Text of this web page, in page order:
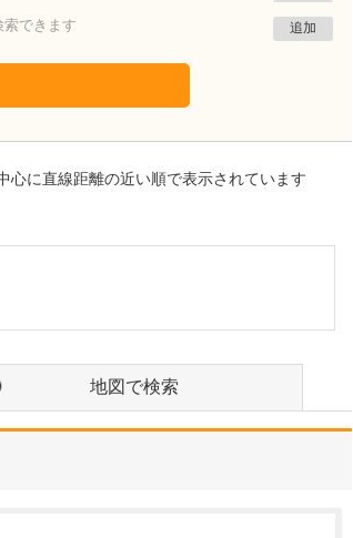
できます 追加
心に直線距離の近い順で表示されています
地図で検索
茨城県水戸市
笠原中央クリニック
いただけますか?
者さん一人ひとりに真摯
に向き合い、目の前の患
者さんにとって何が“最
善”の治療なのかを考え、